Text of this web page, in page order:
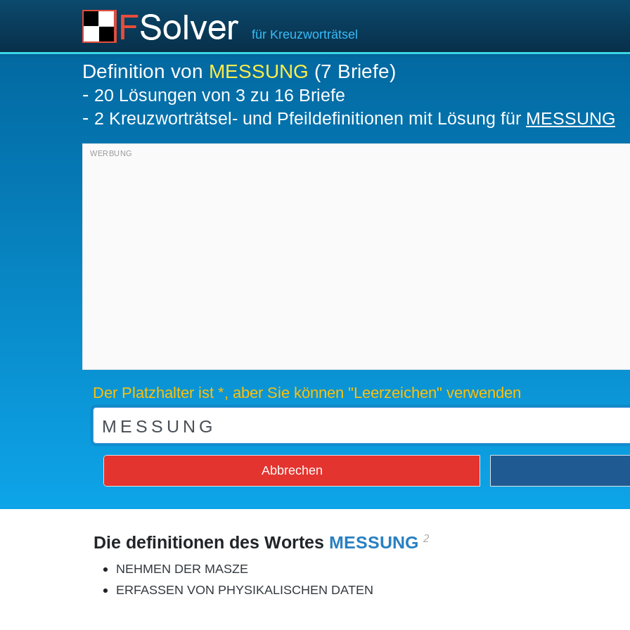
für Kreuzworträtsel
Definition von MESSUNG (7 Briefe)
- 20 Lösungen von 3 zu 16 Briefe
- 2 Kreuzworträtsel- und Pfeildefinitionen mit Lösung für MESSUNG
Der Platzhalter ist *, aber Sie können "Leerzeichen" verwenden
Abbrechen
Die definitionen des Wortes MESSUNG 2
NEHMEN DER MASZE
ERFASSEN VON PHYSIKALISCHEN DATEN